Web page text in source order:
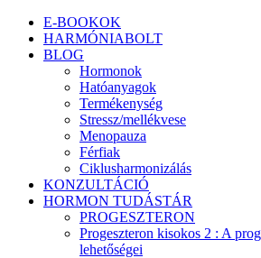
E-BOOKOK
HARMÓNIABOLT
BLOG
Hormonok
Hatóanyagok
Termékenység
Stressz/mellékvese
Menopauza
Férfiak
Ciklusharmonizálás
KONZULTÁCIÓ
HORMON TUDÁSTÁR
PROGESZTERON
Progeszteron kisokos 2 : A
lehetőségei